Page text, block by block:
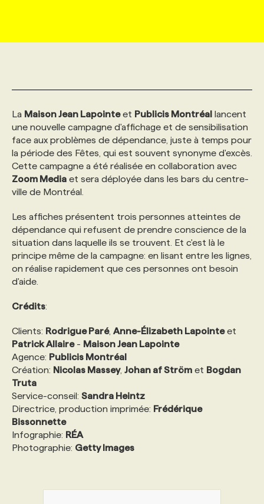
PRIX ET DISTINCTIONS
TENDANCES
GEO/SEO
ÉVÉNEMENTIEL
NOS AUTEUR‧RICES
FAQ
ANNONCEZ AVEC NOUS
FORMATIONS PERSONNALISÉES
NOS FORMATEUR‧RICES
POURQUOI CHOISIR NOS FORMATIONS
NOS TARIFS
FAQ
ANNONCEZ AVEC NOUS
NOS TARIFS
NOS EXPERTISES
FAQ
ANNONCEZ AVEC NOUS
La Maison Jean Lapointeet Publicis Montréal lancent
une nouvelle campagne d'affichage et de sensibilisation
face aux problèmes de dépendance, juste à temps pour
la période des Fêtes, qui est souvent synonyme d'excès.
Cette campagne a été réalisée en collaboration avec
Zoom Media et sera déployée dans les bars du centre-
ville de Montréal.
Les affiches présentent trois personnes atteintes de
dépendance qui refusent de prendre conscience de la
situation dans laquelle ils se trouvent. Et c'est là le
principe même de la campagne: en lisant entre les lignes,
on réalise rapidement que ces personnes ont besoin
d'aide.
Crédits:
Clients: Rodrigue Paré, Anne-Élizabeth Lapointeet
Patrick Allaire- Maison Jean Lapointe
Agence: Publicis Montréal
Création: Nicolas Massey, Johan af Ström et Bogdan
Truta
Service-conseil: Sandra Heintz
Directrice, production imprimée: Frédérique
Bissonnette
Infographie: RÉA
Photographie: Getty Images